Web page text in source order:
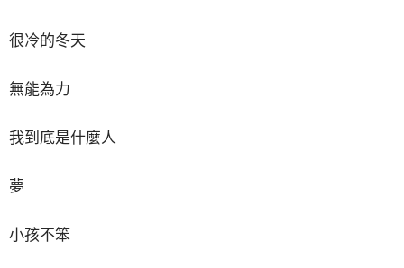
很冷的冬天
無能為力
我到底是什麼人
夢
小孩不笨